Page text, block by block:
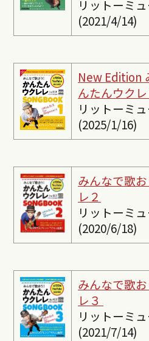
リットーミ
(2021/4/14)
New Edition
んたんウク
リットーミ
(2025/1/16)
みんなで歌
レ２
リットーミ
(2020/6/18)
みんなで歌
レ３
リットーミ
(2021/7/14)